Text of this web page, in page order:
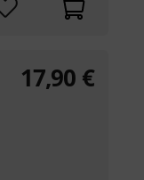
17,90 €